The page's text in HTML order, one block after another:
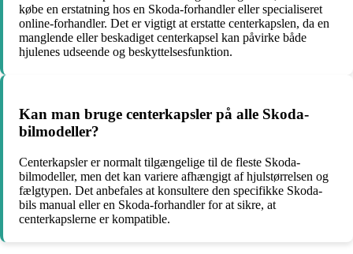
købe en erstatning hos en Skoda-forhandler eller specialiseret
online-forhandler. Det er vigtigt at erstatte centerkapslen, da en
manglende eller beskadiget centerkapsel kan påvirke både
hjulenes udseende og beskyttelsesfunktion.
Kan man bruge centerkapsler på alle Skoda-
bilmodeller?
Centerkapsler er normalt tilgængelige til de fleste Skoda-
bilmodeller, men det kan variere afhængigt af hjulstørrelsen og
fælgtypen. Det anbefales at konsultere den specifikke Skoda-
bils manual eller en Skoda-forhandler for at sikre, at
centerkapslerne er kompatible.